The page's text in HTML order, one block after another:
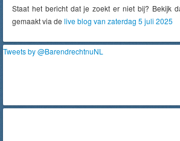
Staat het bericht dat je zoekt er niet bij? Bekijk
gemaakt via de live blog van zaterdag 5 juli 2025
Tweets by @BarendrechtnuNL